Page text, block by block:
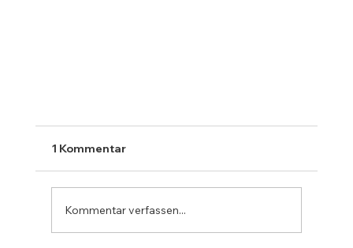
1 Kommentar
Kommentar verfassen...